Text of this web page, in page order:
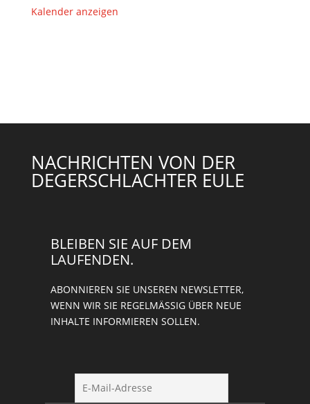
Kalender anzeigen
NACHRICHTEN VON DER
DEGERSCHLACHTER EULE
BLEIBEN SIE AUF DEM
LAUFENDEN.
ABONNIEREN SIE UNSEREN NEWSLETTER,
WENN WIR SIE REGELMÄSSIG ÜBER NEUE I
NHALTE INFORMIEREN SOLLEN.